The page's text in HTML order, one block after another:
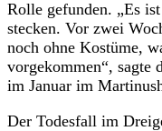
Rolle gefunden. „Es
stecken. Vor zwei
noch ohne Kostüme,
vorgekommen“, sagte
im Januar im
Der Todesfall im